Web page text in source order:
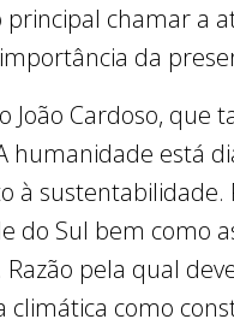
chamar a
da
Cardoso, que
humanidade está
à sustentabilidade.
do Sul bem como
pela qual
como